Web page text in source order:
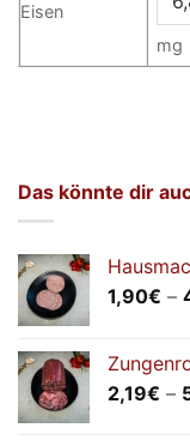
Eisen
mg
Das könnte dir
1,90€ –
2,19€ –